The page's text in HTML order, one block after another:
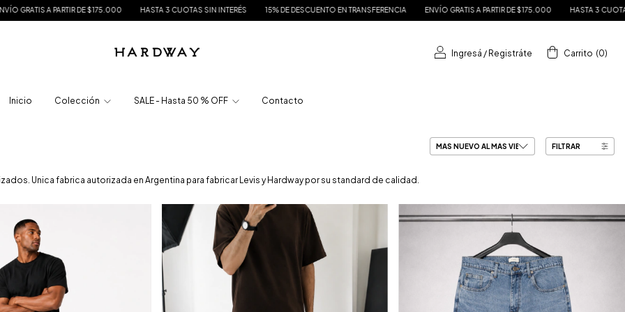
DE $175.000 HASTA 3 CUOTAS SIN INTERÉS 15% DE DESCUENTO EN TRANSFERENCIA ENVÍO GRATIS A PARTIR DE $175.000 HASTA 3 CUOTAS SIN INTERÉS
Ingresá / Registráte Carrito (0)
Inicio Colección SALE - Hasta 50 % OFF Contacto
FILTRAR
Unica fabrica autorizada en Argentina para fabricar Levis y Hardway por su standard de calidad.